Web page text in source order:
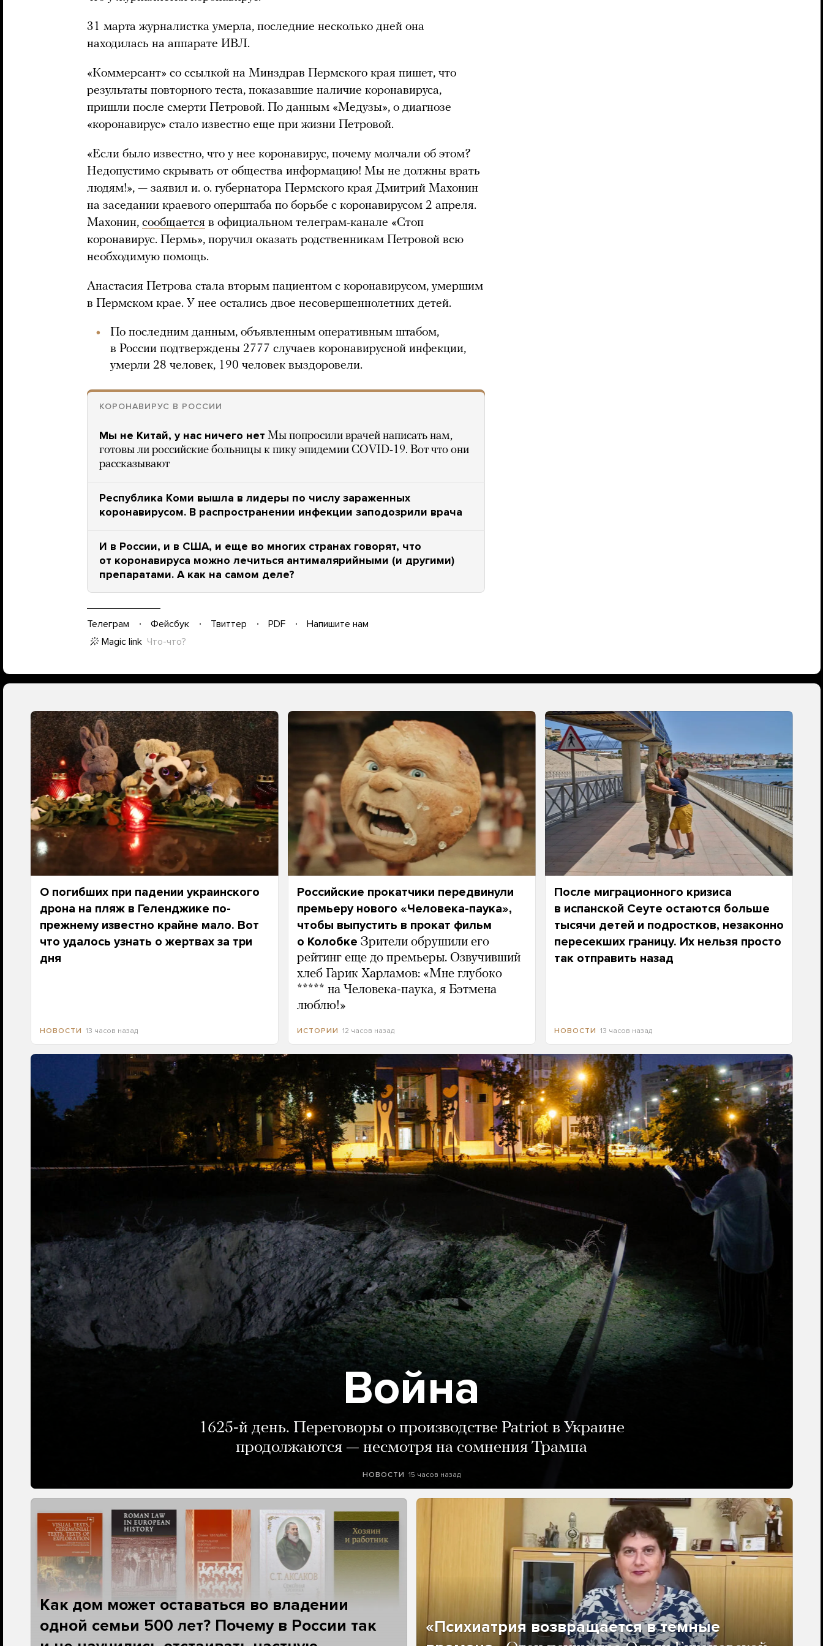
31 марта журналистка умерла, последние несколько дней она
находилась на аппарате ИВЛ.
«Коммерсант» со ссылкой на Минздрав Пермского края пишет, что
результаты повторного теста, показавшие наличие коронавируса,
пришли после смерти Петровой. По данным «Медузы», о диагнозе
«коронавирус» стало известно еще при жизни Петровой.
«Если было известно, что у нее коронавирус, почему молчали об этом?
Недопустимо скрывать от общества информацию! Мы не должны врать
людям!», — заявил и. о. губернатора Пермского края Дмитрий Махонин
на заседании краевого оперштаба по борьбе с коронавирусом 2 апреля.
Махонин, сообщается в официальном телеграм-канале «Стоп
коронавирус. Пермь», поручил оказать родственникам Петровой всю
необходимую помощь.
Анастасия Петрова стала вторым пациентом с коронавирусом, умершим
в Пермском крае. У нее остались двое несовершеннолетних детей.
По последним данным, объявленным оперативным штабом,
в России подтверждены 2777 случаев коронавирусной инфекции,
умерли 28 человек, 190 человек выздоровели.
КОРОНАВИРУС В РОССИИ
Мы не Китай, у нас ничего нет Мы попросили врачей написать нам,
готовы ли российские больницы к пику эпидемии COVID-19. Вот что они
рассказывают
Республика Коми вышла в лидеры по числу зараженных
коронавирусом. В распространении инфекции заподозрили врача
И в России, и в США, и еще во многих странах говорят, что
от коронавируса можно лечиться антималярийными (и другими)
препаратами. А как на самом деле?
Телеграм Фейсбук Твиттер PDF
Напишите нам
Magic link Что-что?
О погибших при падении украинского
дрона на пляж в Геленджике по-
прежнему известно крайне мало. Вот
что удалось узнать о жертвах за три
дня
НОВОСТИ 13 часов назад
Российские прокатчики передвинули
премьеру нового «Человека-паука»,
чтобы выпустить в прокат фильм
о Колобке Зрители обрушили его
рейтинг еще до премьеры. Озвучивший
хлеб Гарик Харламов: «Мне глубоко
***** на Человека-паука, я Бэтмена
люблю!»
ИСТОРИИ 12 часов назад
После миграционного кризиса
в испанской Сеуте остаются больше
тысячи детей и подростков, незаконно
пересекших границу. Их нельзя просто
так отправить назад
НОВОСТИ 13 часов назад
Война
1625-й день. Переговоры о производстве Patriot в Украине
продолжаются — несмотря на сомнения Трампа
НОВОСТИ 15 часов назад
Как дом может оставаться во владении
одной семьи 500 лет? Почему в России так
«Психиатрия возвращается в темные